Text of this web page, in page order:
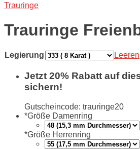
Trauringe
Trauringe
Legierung Leeren
Jetzt 20% Rabatt auf
sichern!
Gutscheincode: trauringe20
*Größe Damenring
*Größe Herrenring